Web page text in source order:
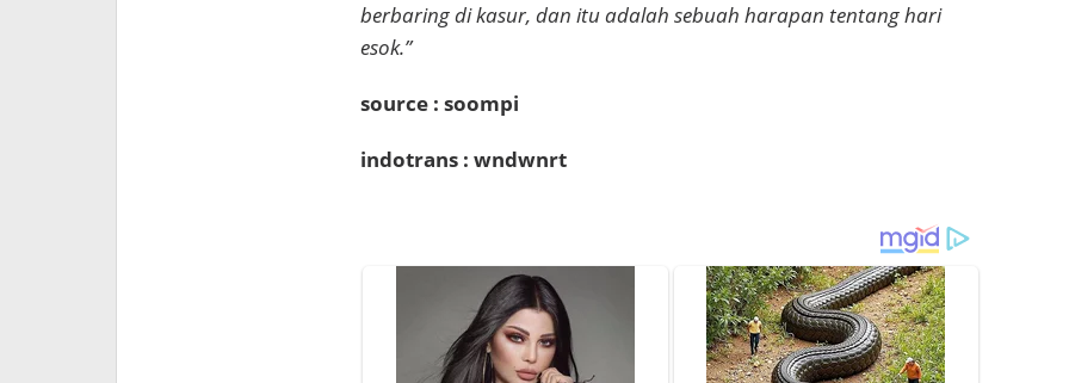
berbaring di kasur, dan itu adalah sebuah harapan tentang hari
esok.”
source : soompi
indotrans : wndwnrt